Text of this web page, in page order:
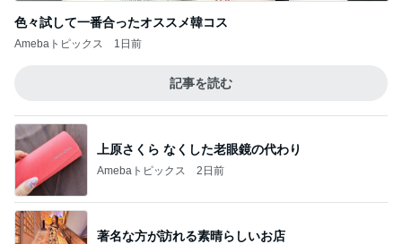
色々試して一番合ったオススメ韓コス
Amebaトピックス 1日前
記事を読む
上原さくら なくした老眼鏡の代わり
Amebaトピックス 2日前
著名な方が訪れる素晴らしいお店